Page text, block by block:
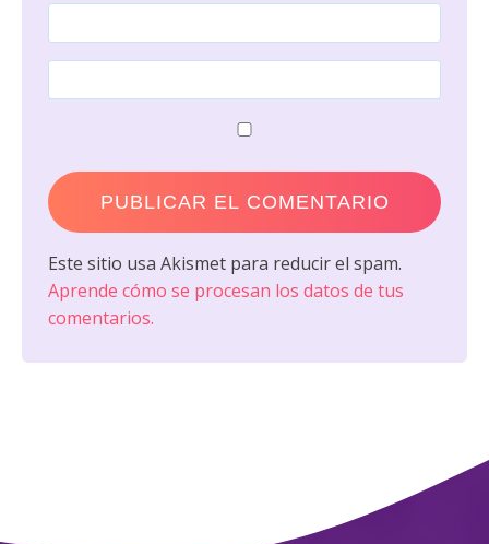
Este sitio usa Akismet para reducir el spam.
Aprende cómo se procesan los datos de tus
comentarios.